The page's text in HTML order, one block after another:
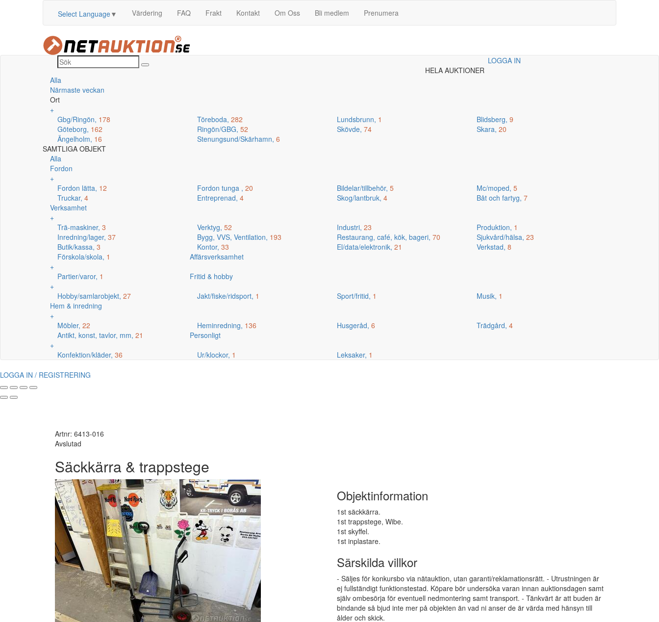
Select Language▼ Värdering FAQ Frakt Kontakt Om Oss Bli medlem Prenumera
LOGGA IN
HELA AUKTIONER
Alla
Närmaste veckan
Ort
+
Gbg/Ringön, 178 Töreboda, 282 Lundsbrunn, 1 Blidsberg, 9
Göteborg, 162 Ringön/GBG, 52 Skövde, 74 Skara, 20
Ängelholm, 16 Stenungsund/Skärhamn, 6
SAMTLIGA OBJEKT
Alla
Fordon
+
Fordon lätta, 12 Fordon tunga , 20 Bildelar/tillbehör, 5 Mc/moped, 5
Truckar, 4 Entreprenad, 4 Skog/lantbruk, 4 Båt och fartyg, 7
Verksamhet
+
Trä-maskiner, 3 Verktyg, 52 Industri, 23 Produktion, 1
Inredning/lager, 37 Bygg, VVS, Ventilation, 193 Restaurang, café, kök, bageri, 70 Sjukvård/hälsa, 23
Butik/kassa, 3 Kontor, 33 El/data/elektronik, 21 Verkstad, 8
Förskola/skola, 1
Affärsverksamhet
+
Partier/varor, 1
Fritid & hobby
+
Hobby/samlarobjekt, 27 Jakt/fiske/ridsport, 1 Sport/fritid, 1 Musik, 1
Hem & inredning
+
Möbler, 22 Heminredning, 136 Husgeråd, 6 Trädgård, 4
Antikt, konst, tavlor, mm, 21
Personligt
+
Konfektion/kläder, 36 Ur/klockor, 1 Leksaker, 1
LOGGA IN / REGISTRERING
Artnr: 6413-016
Avslutad
Säckkärra & trappstege
Objektinformation
1st säckkärra.
1st trappstege, Wibe.
1st skyffel.
1st inplastare.
Särskilda villkor
- Säljes för konkursbo via nätauktion, utan garanti/reklamationsrätt. - Utrustningen är
ej fullständigt funktionstestad. Köpare bör undersöka varan innan auktionsdagen samt
själv ombesörja för eventuell nedmontering samt transport. - Tänkvärt är att buden är
bindande så bjud inte mer på objekten än vad ni anser de är värda med hänsyn till
ålder och skick.